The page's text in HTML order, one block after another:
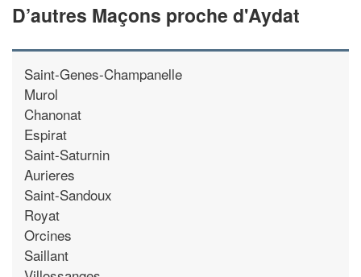
D’autres Maçons proche d'Aydat
Saint-Genes-Champanelle
Murol
Chanonat
Espirat
Saint-Saturnin
Aurieres
Saint-Sandoux
Royat
Orcines
Saillant